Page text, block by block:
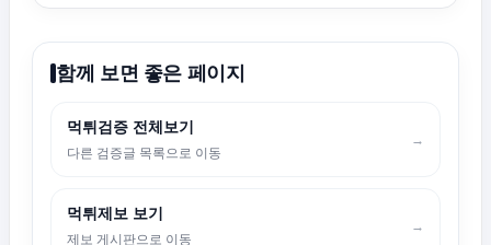
함께 보면 좋은 페이지
먹튀검증 전체보기
다른 검증글 목록으로 이동
→
먹튀제보 보기
제보 게시판으로 이동
→